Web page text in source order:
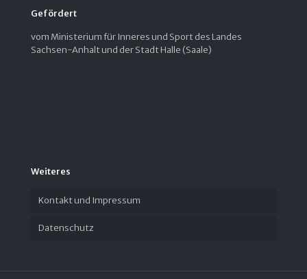
Gefördert
vom Ministerium für Inneres und Sport des Landes
Sachsen-Anhalt und der Stadt Halle (Saale)
Weiteres
Kontakt und Impressum
Datenschutz